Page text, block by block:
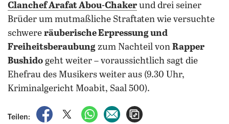
Clanchef Arafat Abou-Chaker und drei seiner
Brüder um mutmaßliche Straftaten wie versuchte
schwere räuberische Erpressung und
Freiheitsberaubung zum Nachteil von Rapper
Bushido geht weiter – voraussichtlich sagt die
Ehefrau des Musikers weiter aus (9.30 Uhr,
Kriminalgericht Moabit, Saal 500).
Teilen:
auf Facebook teilen
auf X teilenper WhatsApp teilen
per E-Mail teilen